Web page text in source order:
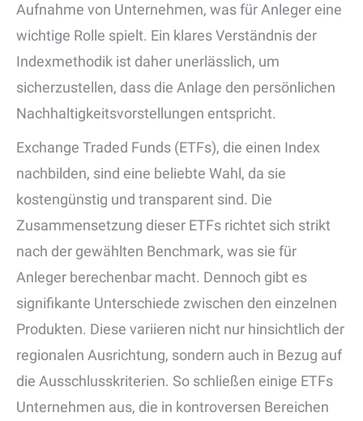
Aufnahme von Unternehmen, was für Anleger eine
wichtige Rolle spielt. Ein klares Verständnis der
Indexmethodik ist daher unerlässlich, um
sicherzustellen, dass die Anlage den persönlichen
Nachhaltigkeitsvorstellungen entspricht.
Exchange Traded Funds (ETFs), die einen Index
nachbilden, sind eine beliebte Wahl, da sie
kostengünstig und transparent sind. Die
Zusammensetzung dieser ETFs richtet sich strikt
nach der gewählten Benchmark, was sie für
Anleger berechenbar macht. Dennoch gibt es
signifikante Unterschiede zwischen den einzelnen
Produkten. Diese variieren nicht nur hinsichtlich der
regionalen Ausrichtung, sondern auch in Bezug auf
die Ausschlusskriterien. So schließen einige ETFs
Unternehmen aus, die in kontroversen Bereichen